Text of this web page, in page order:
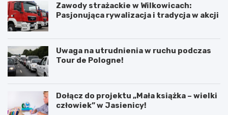
Zawody strażackie w Wilkowicach:
Pasjonująca rywalizacja i tradycja w akcji
Uwaga na utrudnienia w ruchu podczas
Tour de Pologne!
Dołącz do projektu „Mała książka – wielki
człowiek” w Jasienicy!